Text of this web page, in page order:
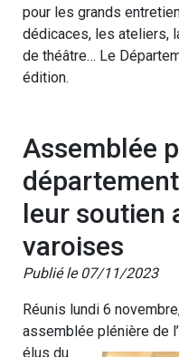
pour les grands
dédicaces, les ateliers,
de théâtre… Le
édition.
Assemblée
leur soutien
varoises
Publié le 07/11/2023
Réunis lundi 6
assemblée plénière de
élus du